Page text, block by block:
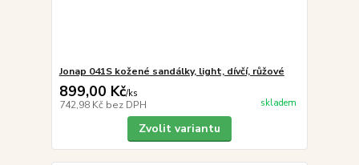
Jonap 041S kožené sandálky, light, dívčí, růžové
899,00 Kč/ks
742,98 Kč bez DPH skladem
Zvolit variantu